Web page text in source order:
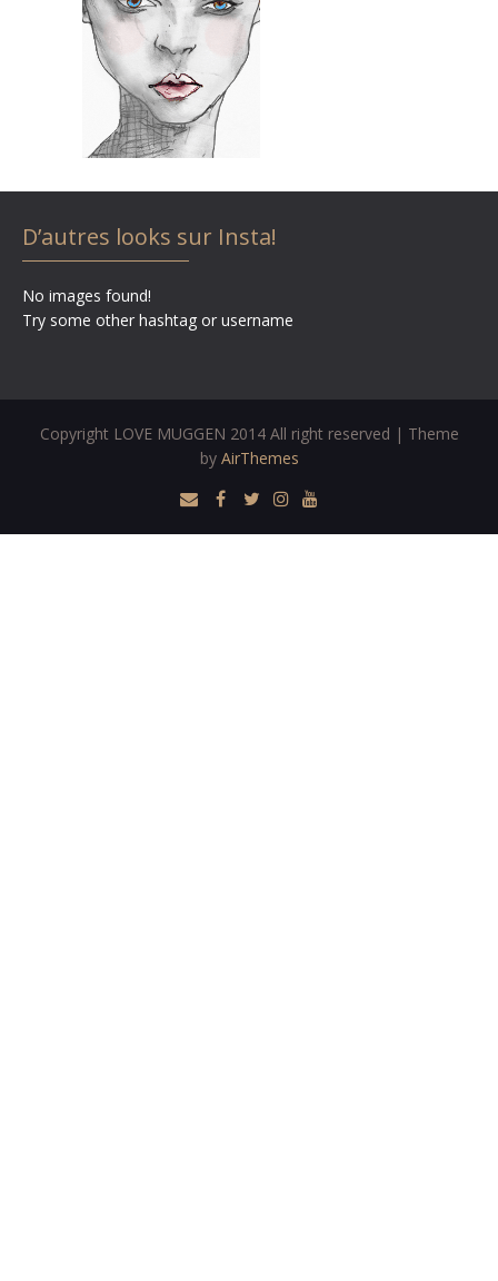
D’autres looks sur Insta!
No images found!
Try some other hashtag or username
Copyright LOVE MUGGEN 2014 All right reserved | Theme
by AirThemes